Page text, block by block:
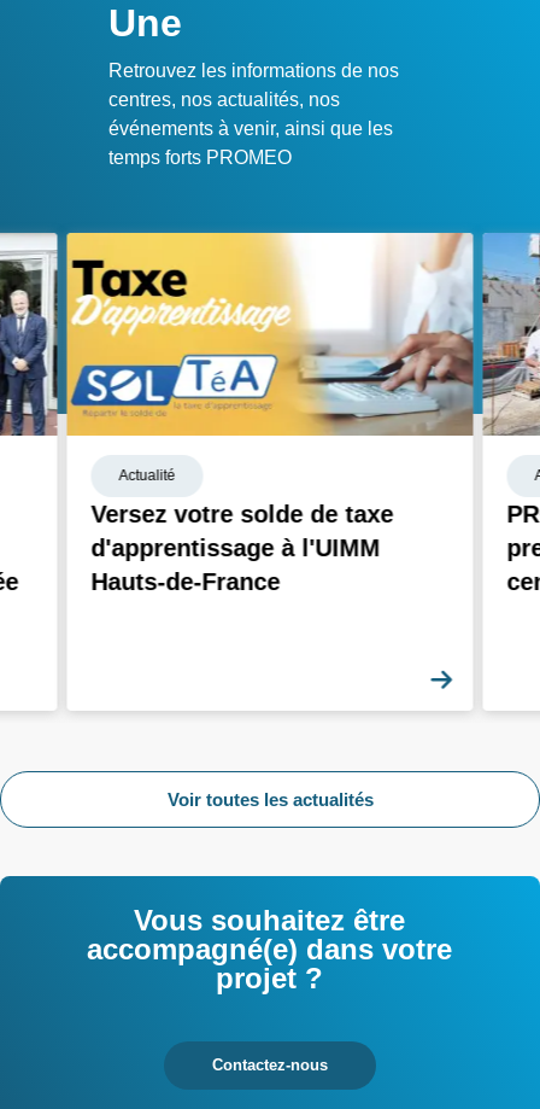
Une
Retrouvez les informations de nos
centres, nos actualités, nos
événements à venir, ainsi que les
temps forts PROMEO
Actualité
Versez votre solde de taxe
d'apprentissage à l'UIMM
Hauts-de-France
Voir toutes les actualités
Vous souhaitez être
accompagné(e) dans votre
projet ?
Contactez-nous